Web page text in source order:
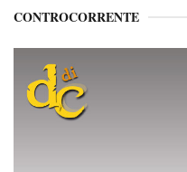
CONTROCORRENTE